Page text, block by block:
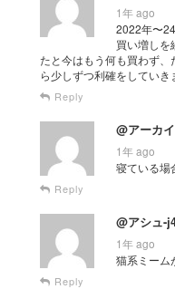
1年 ago
2022年〜
買い増しを
たと今はもう何も買わず
ら少しずつ利確をしていき
Reply
@アーカ
1年 ago
寝ている場
Reply
@アシュ-
1年 ago
猫系ミーム
Reply